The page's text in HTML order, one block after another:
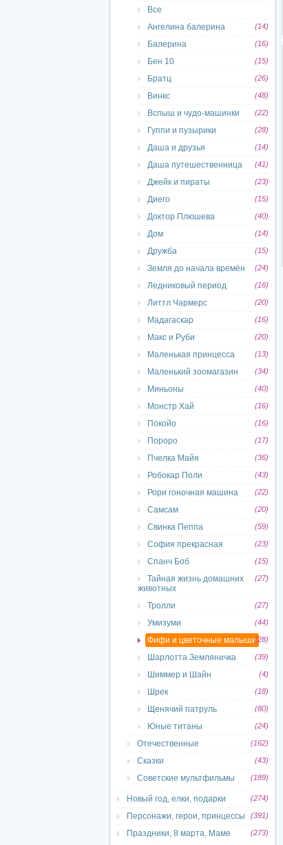
Все
Ангелина балерина
(14)
Балерина (16)
Бен 10 (15)
Братц (26)
Винкс (48)
Вспыш и чудо-машинки (22)
Гуппи и пузырики (28)
Даша и друзья (14)
Даша путешественница (41)
Джейк и пираты (23)
Диего (15)
Доктор Плюшева (40)
Дом (14)
Дружба (15)
Земля до начала времён (24)
Ледниковый период (16)
Литтл Чармерс (20)
Мадагаскар (16)
Макс и Руби (20)
Маленькая принцесса (13)
Маленький зоомагазин (34)
Миньоны (40)
Монстр Хай (16)
Покойо (16)
Пороро (17)
Пчелка Майя (36)
Робокар Поли (43)
Рори гоночная машина (22)
Самсам (20)
Свинка Пеппа (59)
София прекрасная (23)
Спанч Боб (15)
Тайная жизнь домашних
животных
(27)
Тролли (27)
Умизуми (44)
Фифи и цветочные малыши(28)
Шарлотта Земляничка (39)
Шиммер и Шайн (4)
Шрек (18)
Щенячий патруль (80)
Юные титаны (24)
Отечественные (162)
Сказки (43)
Советские мультфильмы (189)
Новый год, елки, подарки (274)
Персонажи, герои, принцессы (391)
Праздники, 8 марта, Маме (273)